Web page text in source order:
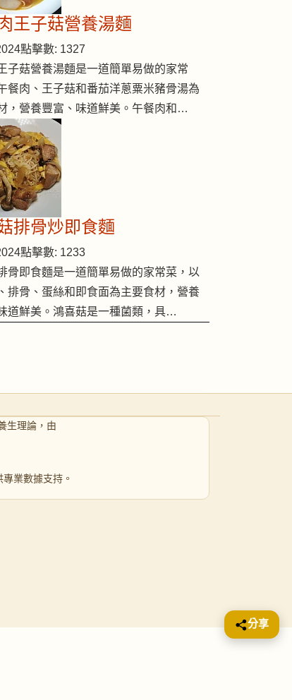
王子菇營養湯麵
點擊數: 1327
子菇營養湯麵是一道簡單易做的家常
餐肉、王子菇和番茄洋蔥粟米豬骨湯為
，營養豐富、味道鮮美。午餐肉和…
排骨炒即食麵
點擊數: 1233
骨即食麵是一道簡單易做的家常菜，以
排骨、蛋絲和即食面為主要食材，營養
道鮮美。鴻喜菇是一種菌類，具…
生理論，由
業數據支持。
分享